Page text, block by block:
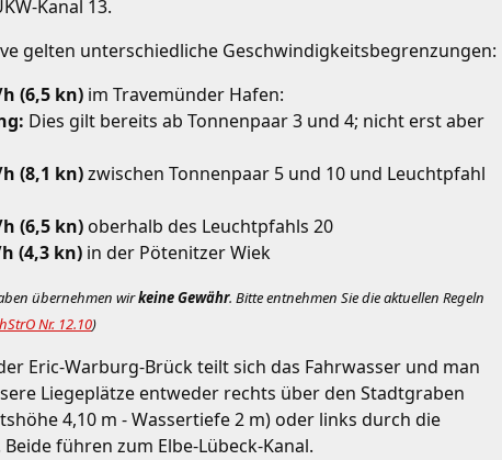
Kanal 13.
gelten unterschiedliche Geschwindigkeitsbegrenzungen:
(6,5 kn) im Travemünder Hafen:
Dies gilt bereits ab Tonnenpaar 3 und 4; nicht erst aber
(8,1 kn)zwischen Tonnenpaar 5 und 10 und Leuchtpfahl
(6,5 kn)oberhalb des Leuchtpfahls 20
(4,3 kn) in der Pötenitzer Wiek
übernehmen wirkeine Gewähr. Bitte entnehmen Sie die aktuellen Regeln
Nr. 12.10)
Eric-Warburg-Brück teilt sich das Fahrwasser und man
Liegeplätze entweder rechts über den Stadtgraben
4,10 m - Wassertiefe 2 m) oder links durch die
führen zum Elbe-Lübeck-Kanal.